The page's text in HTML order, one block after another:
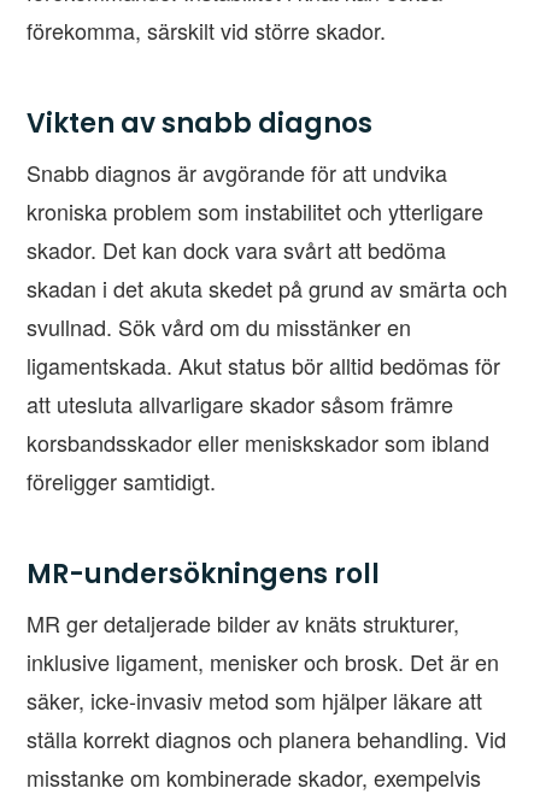
förekomma, särskilt vid större skador.
Vikten av snabb diagnos
Snabb diagnos är avgörande för att undvika
kroniska problem som instabilitet och ytterligare
skador. Det kan dock vara svårt att bedöma
skadan i det akuta skedet på grund av smärta och
svullnad. Sök vård om du misstänker en
ligamentskada. Akut status bör alltid bedömas för
att utesluta allvarligare skador såsom främre
korsbandsskador eller meniskskador som ibland
föreligger samtidigt.
MR-undersökningens roll
MR ger detaljerade bilder av knäts strukturer,
inklusive ligament, menisker och brosk. Det är en
säker, icke-invasiv metod som hjälper läkare att
ställa korrekt diagnos och planera behandling. Vid
misstanke om kombinerade skador, exempelvis